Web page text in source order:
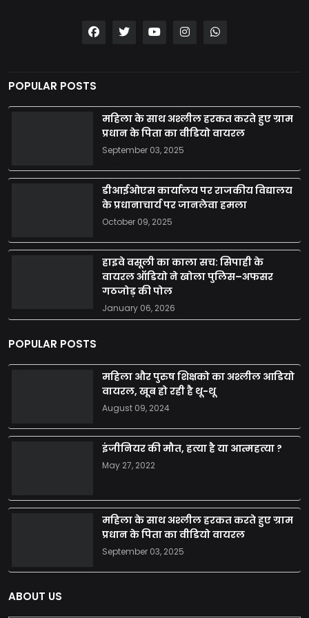
POPULAR POSTS
महिला के साथ अश्लील हरकत करते हुए ग्राम
प्रधान के पिता का वीडियो वायरल
September 03, 2025
डीआईओएस कार्यालय पर राजकीय विद्यालय
के प्रधानाचार्य पर जानलेवा हमला
October 09, 2025
हाइवे वसूली का काला सच: सिपाही के
वायरल ऑडियो ने खोला पुलिस–अफसर
गठजोड़ की पोल
January 06, 2026
POPULAR POSTS
महिला और पुरुष शिक्षको का अश्लील आडियो
वायरल, खूब हो रही है थू-थू
August 09, 2024
इंजीनियर की मौत, हत्या है या आत्महत्या ?
May 27, 2022
महिला के साथ अश्लील हरकत करते हुए ग्राम
प्रधान के पिता का वीडियो वायरल
September 03, 2025
ABOUT US